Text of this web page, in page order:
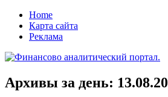
Home
Карта сайта
Реклама
Архивы за день: